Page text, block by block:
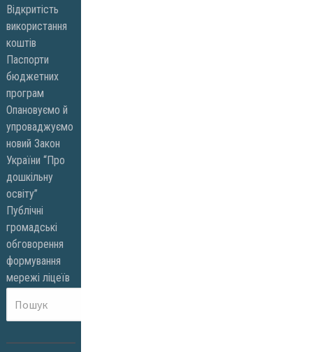
Відкритість
використання
коштів
Паспорти
бюджетних
програм
Опановуємо й
упроваджуємо
новий Закон
України “Про
дошкільну
освіту”
Публічні
громадські
обговорення
формування
мережі ліцеїв